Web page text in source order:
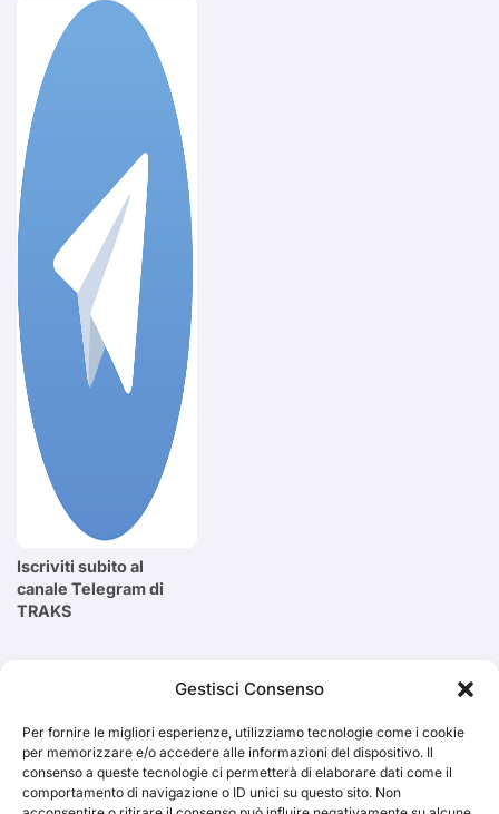
Gestisci Consenso
Per fornire le migliori esperienze, utilizziamo tecnologie come i cookie
per memorizzare e/o accedere alle informazioni del dispositivo. Il
consenso a queste tecnologie ci permetterà di elaborare dati come il
comportamento di navigazione o ID unici su questo sito. Non
Iscriviti subito al
canale Telegram di
TRAKS
Cerca